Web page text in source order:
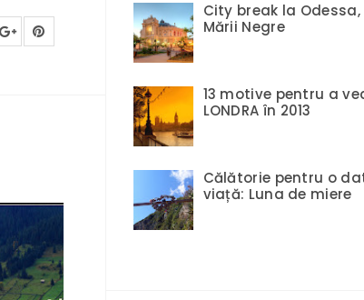
City break la Odessa,
Mării Negre
13 motive pentru a
LONDRA în 2013
Călătorie pentru o
viață: Luna de miere